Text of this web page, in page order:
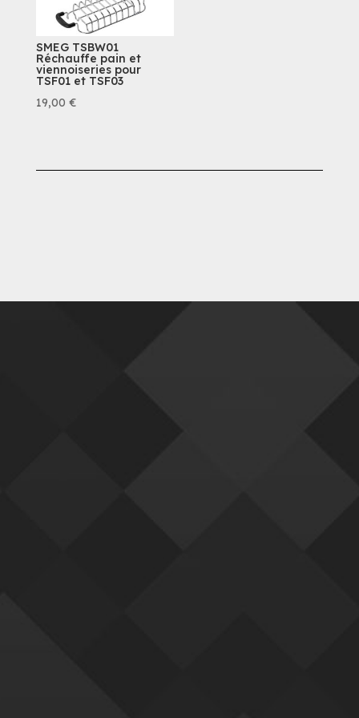
SMEG TSBW01
Réchauffe pain et
viennoiseries pour
TSF01 et TSF03
19,00 €